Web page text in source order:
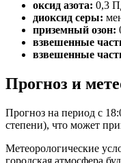
оксид азота: 0,3
диоксид серы:
приземный озон:
взвешенные
взвешенные
Прогноз и
Прогноз на период с
степени), что может
Метеорологические
городская атмосфера